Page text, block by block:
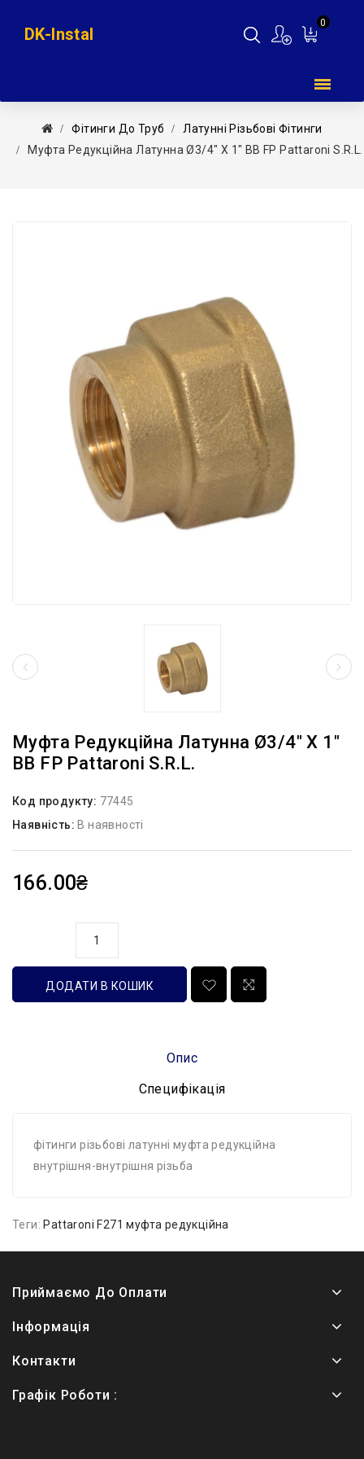
0
DK-Instal
Фітинги До Труб
Латунні Різьбові Фітинги
Муфта Редукційна Латунна Ø3/4″ Х 1″ ВВ FP Pattaroni S.r.l.
Муфта Редукційна Латунна Ø3/4″ Х 1″
ВВ FP Pattaroni S.r.l.
Код продукту: 77445
Наявність: В наявності
166.00₴
ДОДАТИ В КОШИК
Опис
Специфікація
фітинги різьбові латунні муфта редукційна
внутрішня-внутрішня різьба
Теги: Pattaroni F271 муфта редукційна
Приймаємо До Оплати
Інформація
Контакти
Графік Роботи :